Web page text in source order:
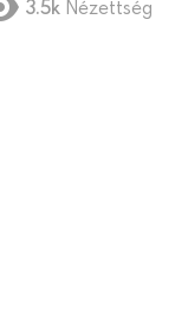
3.5k Nézettség